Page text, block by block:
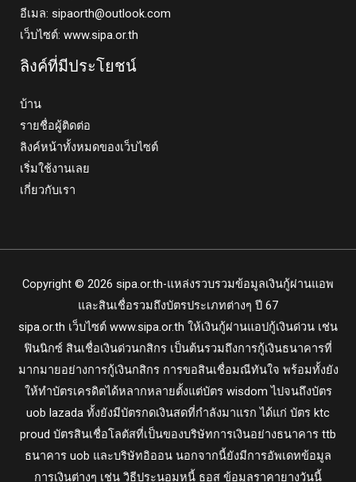
อีเมล: sipaorth@outlook.com
เว็บไซต์: www.sipa.or.th
ลิงค์ที่มีประโยชน์
บ้าน
รายชื่อผู้ติดต่อ
ลิงค์หน้าทั้งหมดของเว็บไซต์
เริ่มใช้งานเลย
เกี่ยวกับเรา
Copyright © 2026 sipa.or.th-แหล่งรวบรวมข้อมูลเงินกู้ผ่านแอพ
และสินเชื่อรวมถึงบัตรประเภทต่างๆ ปี 67
sipa.or.th เว็บไซต์ www.sipa.or.th ให้เงินกู้ผ่านแอปกู้เงินด่วน เช่น
ฟินนิกซ์ สินเชื่อเงินด่วนกสิกร เป็นต้นรวมถึงการกู้เงินธนาคารที่
มากมายอย่างการกู้เงินกสิกร การขอสินเชื่อมณีทันใจ พร้อมทั้งยัง
ให้ทำบัตรเครดิตได้หลากหลายตั้งแต่บัตร wisdom ไปจนถึงบัตร
uob lazada ทั้งยังมีบัตรกดเงินสดที่กำลังมาแรก ได้แก่ บัตร ktc
proud บัตรสินเชื่อโลตัสที่เป็นของบริษัทการเงินอย่างธนาคาร ttb
ธนาคาร uob และบริษัทอิออน นอกจากนี้ยังมีการอัพเดทข้อมูล
การเงินต่างๆ เช่น วิธีประนอมหนี้ ธอส ข้อมูลราคายางวันนี้